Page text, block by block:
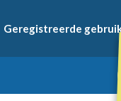
Geregistreerde